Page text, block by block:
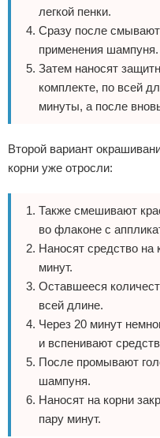
легкой пенки.
Сразу после
применения шампуня.
Затем наносят
комплекте, по всей
минуты, а после
Второй вариант
корни уже отросли:
Также смешивают
во флаконе с
Наносят средство на
минут.
Оставшееся
всей длине.
Через 20 минут
и вспенивают
После промывают
шампуня.
Наносят на корни
пару минут.